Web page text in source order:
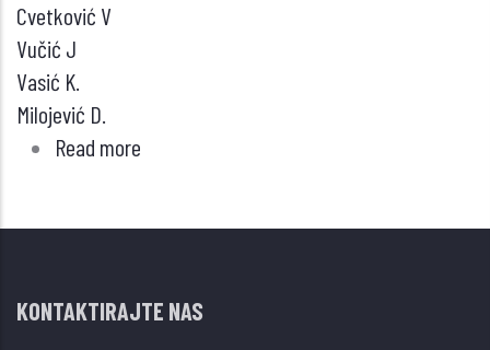
Cvetković V
Vučić J
Vasić K.
Milojević D.
Read more
NA
KONTAKTIRAJTE NAS